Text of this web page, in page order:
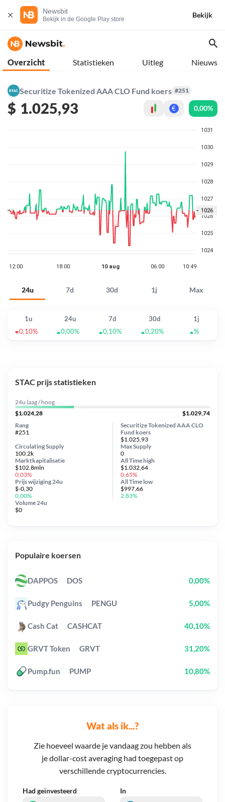
Newsbit
Bekijk in de Google Play store
Bekijk
Overzicht Statistieken Uitleg Nieuws
Securitize Tokenized AAA CLO Fund koers #251
$ 1.025,93 € 0,00%
24u 7d 30d 1j Max
1u 24u 7d 30d
1j
0,10%
0,00% 0,10% 0,20% %
Wat als ik...?
Zie hoeveel waarde je vandaag zou hebben als
je dollar-cost averaging had toegepast op
verschillende cryptocurrencies.
Had geïnvesteerd In
STAC prijs statistieken
24u laag / hoog
$1.024,28
$1.029,74
Securitize Tokenized AAA CLO
Fund koers
$1.025,93
Circulating Supply
100.2k
Prijs wijziging 24u
$-0,30
0,00%
Max Supply
0
Marktkapitalisatie
$102.8mln
0,03%
Volume 24u
$0
Rang
#251
All Timehigh
$1.032,64
0,65%
All Time low
$997,66
2,83%
Populaire koersen
DAPPOS DOS 0,00%
Pudgy Penguins PENGU 5,00%
Cash Cat CASHCAT 40,10%
GRVT Token GRVT 31,20%
Pump.fun PUMP 10,80%